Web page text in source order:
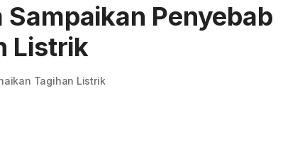
Sampaikan Penyebab
Listrik
Tagihan Listrik